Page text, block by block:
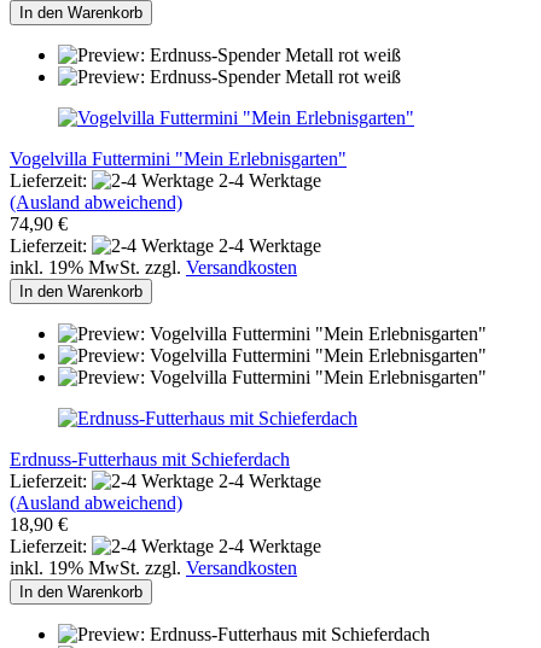
In den Warenkorb
Vogelvilla Futtermini "Mein Erlebnisgarten"
Lieferzeit:
2-4 Werktage
(Ausland abweichend)
74,90 €
Lieferzeit:
2-4 Werktage
inkl. 19% MwSt. zzgl. Versandkosten
In den Warenkorb
Erdnuss-Futterhaus mit Schieferdach
Lieferzeit:
2-4 Werktage
(Ausland abweichend)
18,90 €
Lieferzeit:
2-4 Werktage
inkl. 19% MwSt. zzgl. Versandkosten
In den Warenkorb